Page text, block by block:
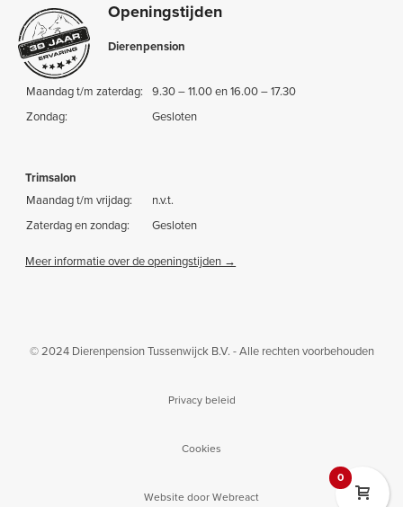
Openingstijden
Dierenpension
Maandag t/m zaterdag:
9.30 – 11.00 en 16.00 – 17.30
Zondag:
Gesloten
Trimsalon
Maandag t/m vrijdag:
n.v.t.
Zaterdag en zondag:
Gesloten
Meer informatie over de openingstijden →
© 2024 Dierenpension Tussenwijck B.V. - Alle rechten voorbehouden
Privacy beleid
Cookies
Website door Webreact
0